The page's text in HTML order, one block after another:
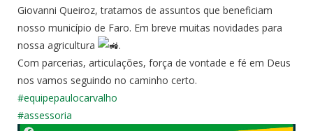
Giovanni Queiroz, tratamos de assuntos que beneficiam
nosso município de Faro. Em breve muitas novidades para
nossa agricultura
.
Com parcerias, articulações, força de vontade e fé em Deus
nos vamos seguindo no caminho certo.
#equipepaulocarvalho
#assessoria